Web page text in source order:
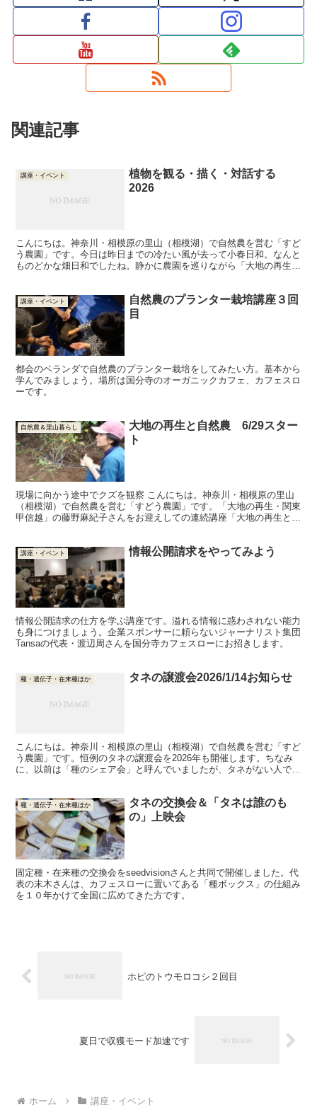
関連記事
講座・イベント
植物を観る・描く・対話する
2026
こんにちは。神奈川・相模原の里山（相模湖）で自然農を営む「すど
う農園」です。今日は昨日までの冷たい風が去って小春日和。なんと
ものどかな畑日和でしたね。静かに農園を巡りながら「大地の再生と
講座・イベント
自然農のプランター栽培講座３回
目
都会のベランダで自然農のプランター栽培をしてみたい方。基本から
学んでみましょう。場所は国分寺のオーガニックカフェ、カフェスロ
ーです。
自然農＆里山暮らし
大地の再生と自然農 6/29スター
ト
現場に向かう途中でクズを観察 こんにちは。神奈川・相模原の里山
（相模湖）で自然農を営む「すどう農園」です。「大地の再生・関東
甲信越」の藤野麻紀子さんをお迎えしての連続講座「大地の再生と自
講座・イベント 情報公開請求をやってみよう
情報公開請求の仕方を学ぶ講座です。溢れる情報に惑わされない能力
も身につけましょう。企業スポンサーに頼らないジャーナリスト集団
Tansaの代表・渡辺周さんを国分寺カフェスローにお招きします。
種・遺伝子・在来種ほか タネの譲渡会2026/1/14お知らせ
こんにちは。神奈川・相模原の里山（相模湖）で自然農を営む「すど
う農園」です。恒例のタネの譲渡会を2026年も開催します。ちなみ
に、以前は「種のシェア会」と呼んでいましたが、タネがない人でも
種・遺伝子・在来種ほか
タネの交換会＆「タネは誰のも
の」上映会
固定種・在来種の交換会をseedvisionさんと共同で開催しました。代
表の末木さんは、カフェスローに置いてある「種ボックス」の仕組み
を１０年かけて全国に広めてきた方です。
ホピのトウモロコシ２回目
夏日で収獲モード加速です
ホーム 講座・イベント